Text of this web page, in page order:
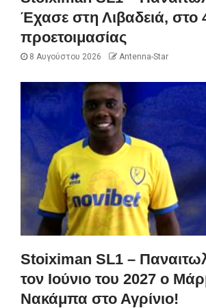
Έχασε στη Λιβαδειά, στο
προετοιμασίας
8 Αυγούστου 2026 Antenna-Star
Stoiximan SL1 –
τον Ιούνιο του 2027 ο
Νακάμπα στο Αγρίνιο!